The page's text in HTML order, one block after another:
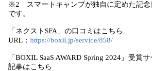
※2 スマートキャンプが独自に定めた記念
です。
「ネクストSFA」の口コミはこちら
URL： https://boxil.jp/service/858/
「BOXIL SaaS AWARD Spring 2024」受賞
記事はこちら